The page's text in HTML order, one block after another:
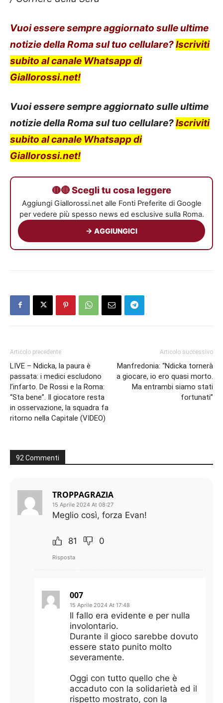
Vuoi essere sempre aggiornato sulle ultime
notizie della Roma sul tuo cellulare?Iscriviti
subito al canale Whatsapp di
Giallorossi.net!
Vuoi essere sempre aggiornato sulle ultime
notizie della Roma sul tuo cellulare?Iscriviti
subito al canale Whatsapp di
Giallorossi.net!
🟡🔴 Scegli tu cosa leggere
Aggiungi Giallorossi.net alle Fonti Preferite di Google
per vedere più spesso news ed esclusive sulla Roma.
→ AGGIUNGICI
Articolo precedente
LIVE – Ndicka, la paura è
passata: i medici escludono
l’infarto. De Rossi e la Roma:
“Sta bene”. Il giocatore resta
in osservazione, la squadra fa
ritorno nella Capitale (VIDEO)
Articolo successivo
Manfredonia: “Ndicka tornerà
a giocare, io ero quasi morto.
Ma entrambi siamo stati
fortunati”
92 Commenti
TROPPAGRAZIA
15 Aprile 2024 At 08:27
Meglio così, forza Evan!
81 0
Risposta
007
15 Aprile 2024 At 17:48
Il fallo era evidente e per nulla
involontario.
Durante il gioco sarebbe dovuto
essere stato punito molto
severamente.
Oggi con tutto quello che è
accaduto con la solidarietà ed il
rispetto mostrato, con la